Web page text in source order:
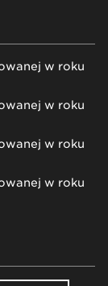
w roku
w roku
w roku
w roku